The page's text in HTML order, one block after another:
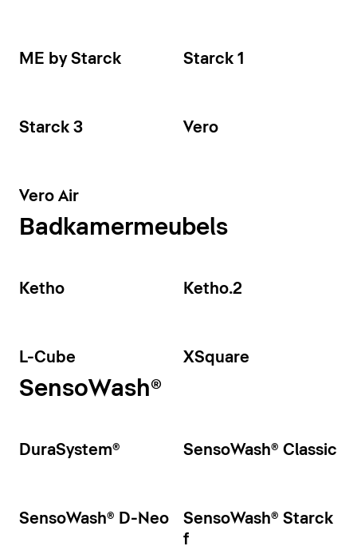
ME by Starck Starck 1
Starck 3 Vero
Vero Air
Badkamermeubels
Ketho Ketho.2
L-Cube XSquare
SensoWash®
DuraSystem® SensoWash® Classic
SensoWash® D-Neo
SensoWash® Starck
f